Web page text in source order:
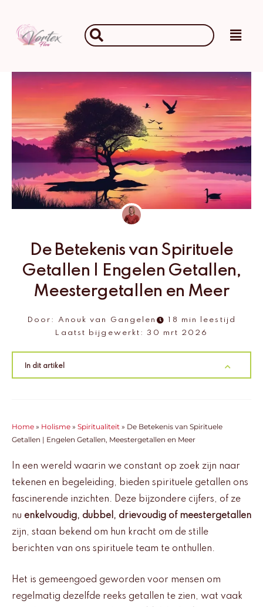
inhoud
Main
Menu
Search
...
De Betekenis van Spirituele
Getallen | Engelen Getallen,
Meestergetallen en Meer
Door: Anouk van Gangelen
18 min leestijd
Laatst bijgewerkt:
30 mrt 2026
In dit artikel
Home » Holisme » Spiritualiteit » De Betekenis van Spirituele
Getallen | Engelen Getallen, Meestergetallen en Meer
In een wereld waarin we constant op zoek zijn naar
tekenen en begeleiding, bieden spirituele getallen ons
fascinerende inzichten. Deze bijzondere cijfers, of ze
nu enkelvoudig, dubbel, drievoudig of meestergetallen
zijn, staan bekend om hun kracht om de stille
berichten van ons spirituele team te onthullen.
Het is gemeengoed geworden voor mensen om
regelmatig dezelfde reeks getallen te zien, wat vaak